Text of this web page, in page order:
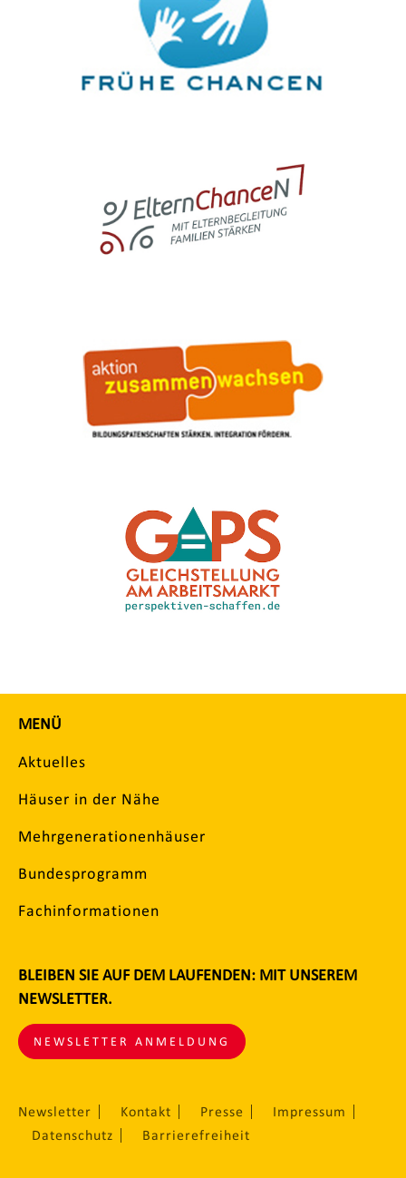
MENÜ
Aktuelles
Häuser in der Nähe
Mehrgenerationenhäuser
Bundesprogramm
Fachinformationen
BLEIBEN SIE AUF DEM LAUFENDEN: MIT UNSEREM
NEWSLETTER.
NEWSLETTER ANMELDUNG
Newsletter Kontakt Presse
Impressum
Datenschutz
Barrierefreiheit